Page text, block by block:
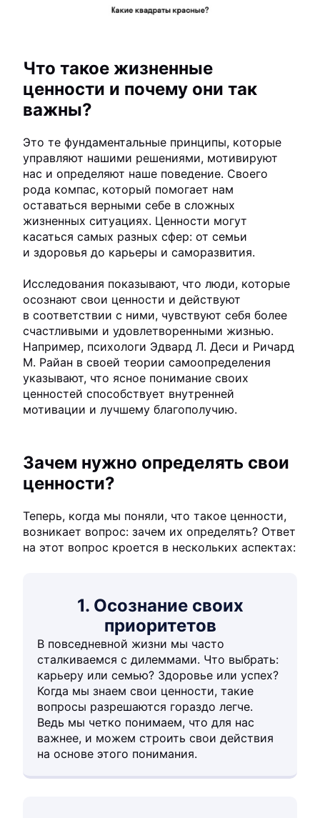
Что такое жизненные
ценности и почему они так
важны?
Это те фундаментальные принципы, которые
управляют нашими решениями, мотивируют
нас и определяют наше поведение. Своего
рода компас, который помогает нам
оставаться верными себе в сложных
жизненных ситуациях. Ценности могут
касаться самых разных сфер: от семьи
и здоровья до карьеры и саморазвития.
Исследования показывают, что люди, которые
осознают свои ценности и действуют
в соответствии с ними, чувствуют себя более
счастливыми и удовлетворенными жизнью.
Например, психологи Эдвард Л. Деси и Ричард
М. Райан в своей теории самоопределения
указывают, что ясное понимание своих
ценностей способствует внутренней
мотивации и лучшему благополучию.
Зачем нужно определять свои
ценности?
Теперь, когда мы поняли, что такое ценности,
возникает вопрос: зачем их определять? Ответ
на этот вопрос кроется в нескольких аспектах:
1. Осознание своих
приоритетов
В повседневной жизни мы часто
сталкиваемся с дилеммами. Что выбрать:
карьеру или семью? Здоровье или успех?
Когда мы знаем свои ценности, такие
вопросы разрешаются гораздо легче.
Ведь мы четко понимаем, что для нас
важнее, и можем строить свои действия
на основе этого понимания.